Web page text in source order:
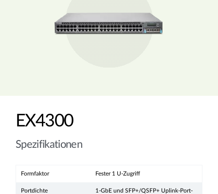
EX4300
Spezifikationen
Formfaktor Fester 1 U-Zugriff
Portdichte
1-GbE und SFP+/QSFP+ Uplink-Port-